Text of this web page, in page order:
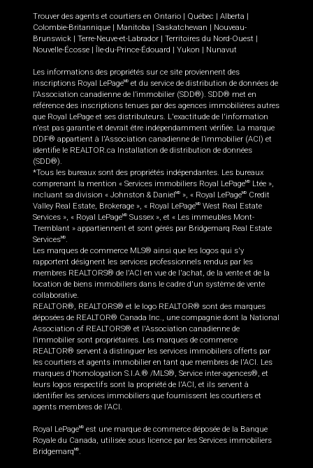
Trouver des agents et courtiers en Ontario Québec Alberta
Colombie-Britannique
Manitoba Saskatchewan
Nouveau-
Brunswick
Terre-Neuve-et-Labrador Territoires du Nord-Ouest
Nouvelle-Écosse
Île-du-Prince-Édouard Yukon Nunavut
Les informations des propriétés sur ce site proviennent des
inscriptions Royal LePageMD et du service de distribution de données de
l'Association canadienne de l’immobilier (SDD®). SDD® met en
référence des inscriptions tenues par des agences immobilières autres
que Royal LePage et ses distributeurs. L'exactitude de l'information
n'est pas garantie et devrait être indépendamment vérifiée. La marque
DDF® appartient à l'Association canadienne de l’immobilier (ACI) et
identifie le REALTOR.ca Installation de distribution de données
(SDD®).
*Tous les bureaux sont des propriétés indépendantes. Les bureaux
comprenant la mention « Services immobiliers Royal LePageMD
Ltée »,
incluant sa division « Johnston & Daniel MD », « Royal LePageMD
Credit
Valley Real Estate, Brokerage », « Royal LePageMD West Real Estate
Services », « Royal LePageMD Sussex », et « Les immeubles Mont-
Tremblant » appartiennent et sont gérés par Bridgemarq Real Estate
ServicesMD.
Les marques de commerce MLS® ainsi que les logos qui s'y
rapportent désignent les services professionnels rendus par les
membres REALTORS® de l'ACI en vue de l'achat, de la vente et de la
location de biens immobiliers dans le cadre d'un système de vente
collaborative.
REALTOR®, REALTORS® et le logo REALTOR® sont des marques
déposées de REALTOR® Canada Inc., une compagnie dont la National
Association of REALTORS® et l'Association canadienne de
l’immobilier sont propriétaires. Les marques de commerce
REALTOR® servent à distinguer les services immobiliers offerts par
les courtiers et agents immobilier en tant que membres de l'ACI. Les
marques d'homologation S.I.A.® /MLS®, Service inter-agences®, et
leurs logos respectifs sont la propriété de l'ACI, et ils servent à
identifier les services immobiliers que fournissent les courtiers et
agents membres de l'ACI.
Royal LePageMD est une marque de commerce déposée de la Banque
Royale du Canada, utilisée sous licence par les Services immobiliers
BridgemarqMD.